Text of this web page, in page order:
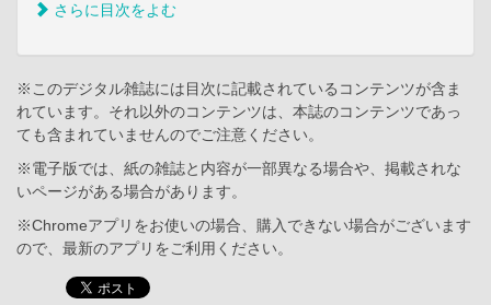
さらに目次をよむ
※このデジタル雑誌には目次に記載されているコンテンツが含ま
れています。それ以外のコンテンツは、本誌のコンテンツであっ
ても含まれていませんのでご注意ください。
※電子版では、紙の雑誌と内容が一部異なる場合や、掲載されな
いページがある場合があります。
※Chromeアプリをお使いの場合、購入できない場合がございます
ので、最新のアプリをご利用ください。